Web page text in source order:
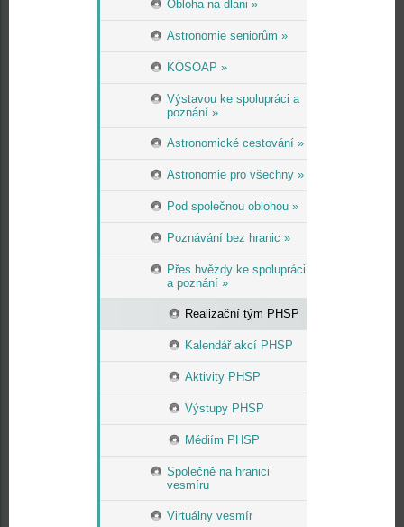
Obloha na dlani »
Astronomie seniorům »
KOSOAP »
Výstavou ke spolupráci a
poznání »
Astronomické cestování »
Astronomie pro všechny »
Pod společnou oblohou »
Poznávání bez hranic »
Přes hvězdy ke spolupráci
a poznání »
Realizační tým PHSP
Kalendář akcí PHSP
Aktivity PHSP
Výstupy PHSP
Médiím PHSP
Společně na hranici
vesmíru
Virtuálny vesmír